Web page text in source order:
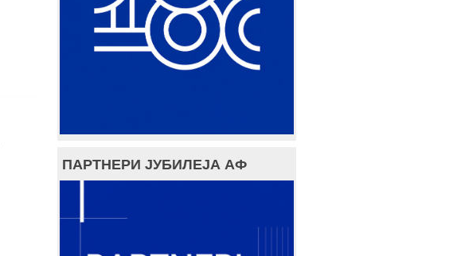
ПАРТНЕРИ ЈУБИЛЕЈА АФ